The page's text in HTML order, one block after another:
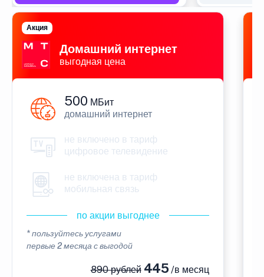
Домашний интернет
выгодная цена
Акция
500 МБит
домашний интернет
не включено в тариф
цифровое телевидение
не включена в тариф
мобильная связь
по акции выгоднее
* пользуйтесь услугами
первые 2 месяца с выгодой
890 рублей445 /в месяц